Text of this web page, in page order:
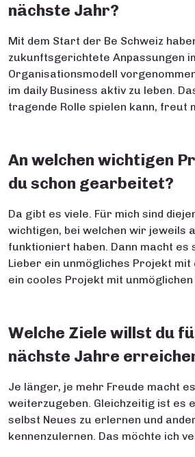
nächste Jahr?
Mit dem Start der Be Schweiz
zukunftsgerichtete Anpassungen
Organisationsmodell
im daily Business aktiv zu leben.
tragende Rolle spielen kann, freut
An welchen wichtigen
du schon gearbeitet?
Da gibt es viele. Für mich sind
wichtigen, bei welchen wir jeweils
funktioniert haben. Dann macht es
Lieber ein unmögliches Projekt mit
ein cooles Projekt mit unmöglichen
Welche Ziele willst du
nächste Jahre
Je länger, je mehr Freude macht
weiterzugeben. Gleichzeitig ist es
selbst Neues zu erlernen und
kennenzulernen. Das möchte ich